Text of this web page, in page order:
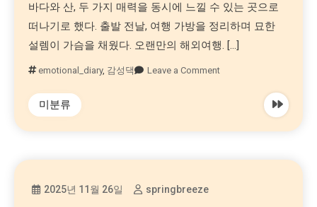
바다와 산, 두 가지 매력을 동시에 느낄 수 있는 곳으로
떠나기로 했다. 출발 전날, 여행 가방을 정리하며 묘한
설렘이 가슴을 채웠다. 오랜만의 해외여행. […]
emotional_diary, 감성댁 Leave a Comment
미분류
2025년 11월 26일 springbreeze